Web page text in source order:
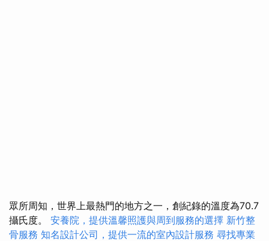
眾所周知，世界上最熱門的地方之一，創紀錄的溫度為70.7
攝氏度。 安養院，提供溫馨照護與周到服務的選擇 新竹整
骨服務 知名設計公司，提供一流的室內設計服務 尋找專業